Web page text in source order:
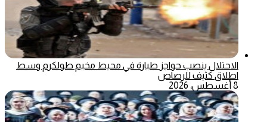
الاحتلال ينصب حواجز طيارة في محيط مخيم طولكرم وسط
اطلاق كثيف للرصاص
8 أغسطس، 2026